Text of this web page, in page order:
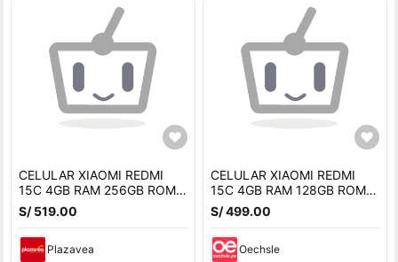
CELULAR XIAOMI REDMI
15C 4GB RAM 256GB ROM -
NEGRO OCASO
S/ 519.00
Plazavea
CELULAR XIAOMI REDMI
15C 4GB RAM 128GB ROM -
NEGRO OCASO
S/ 499.00
Oechsle